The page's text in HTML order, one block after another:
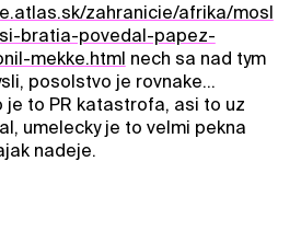
zahranicie/afrika/mosl
bratia-povedal-papez-
mekke.html nech sa nad tym
posolstvo je rovnake...
je to PR katastrofa, asi to uz
umelecky je to velmi pekna
nadeje.